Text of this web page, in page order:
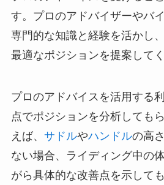
す。プロのアドバイザーやバ
専門的な知識と経験を活かし
最適なポジションを提案してく
プロのアドバイスを活用する
点でポジションを分析しても
えば、 サドルやハンドルの高
ない場合、ライディング中の
がら具体的な改善点を示して